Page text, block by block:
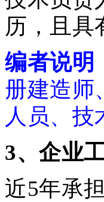
历，且具
编者说明
册建造师
人员、技
3、企业
近5年承